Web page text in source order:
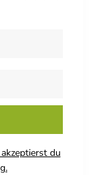
du